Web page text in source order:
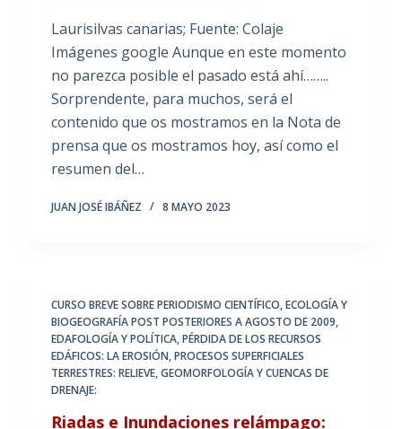
Laurisilvas canarias; Fuente: Colaje
Imágenes google Aunque en este momento
no parezca posible el pasado está ahí……..
Sorprendente, para muchos, será el
contenido que os mostramos en la Nota de
prensa que os mostramos hoy, así como el
resumen del…
JUAN JOSÉ IBÁÑEZ 8 MAYO 2023
CURSO BREVE SOBRE PERIODISMO CIENTÍFICO,ECOLOGÍA Y
BIOGEOGRAFÍA POST POSTERIORES A AGOSTO DE 2009,
EDAFOLOGÍA Y POLÍTICA,PÉRDIDA DE LOS RECURSOS
EDÁFICOS: LA EROSIÓN,PROCESOS SUPERFICIALES
TERRESTRES: RELIEVE, GEOMORFOLOGÍA Y CUENCAS DE
DRENAJE:
Riadas e Inundaciones relámpago: